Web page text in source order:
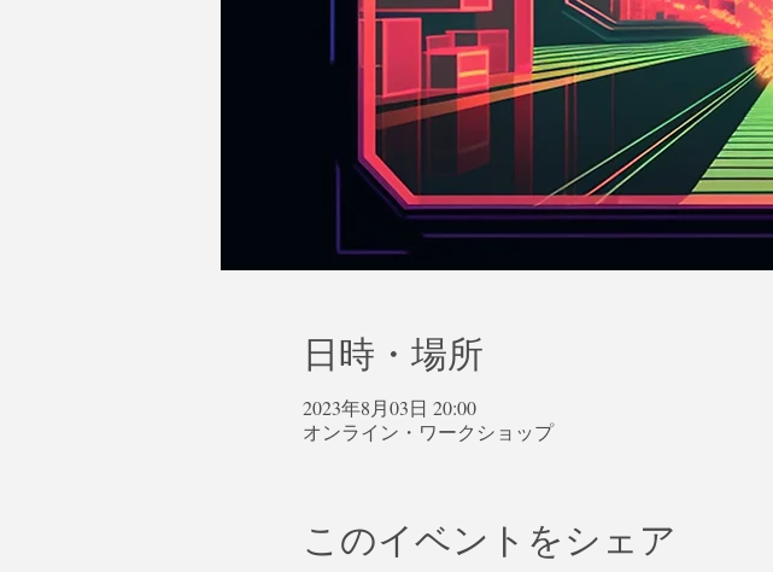
日時・場所
2023年8月03日 20:00
オンライン・ワークショップ
このイベントをシェア